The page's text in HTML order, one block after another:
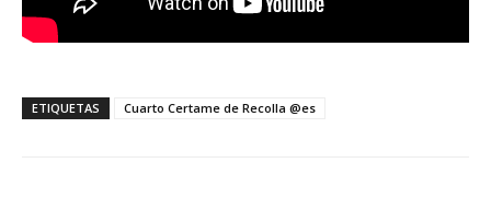
ETIQUETAS Cuarto Certame de Recolla @es